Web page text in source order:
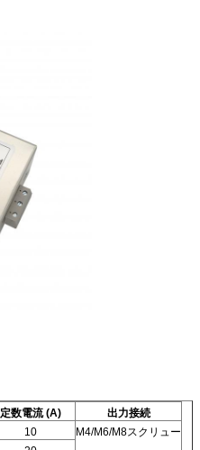
定数電流 (A)
出力接続
10
M4/M6/M8スクリュー